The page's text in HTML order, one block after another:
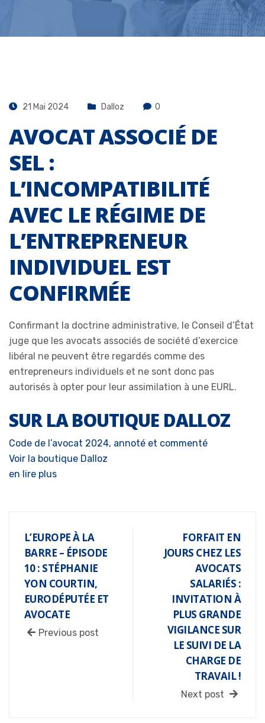
21 Mai 2024 Dalloz 0
AVOCAT ASSOCIÉ DE
SEL :
L’INCOMPATIBILITÉ
AVEC LE RÉGIME DE
L’ENTREPRENEUR
INDIVIDUEL EST
CONFIRMÉE
Confirmant la doctrine administrative, le Conseil d’État
juge que les avocats associés de société d’exercice
libéral ne peuvent être regardés comme des
entrepreneurs individuels et ne sont donc pas
autorisés à opter pour leur assimilation à une EURL.
SUR LA BOUTIQUE DALLOZ
Code de l’avocat 2024, annoté et commenté
Voir la boutique Dalloz
en lire plus
L’EUROPE À LA
BARRE – ÉPISODE
10 : STÉPHANIE
YON COURTIN,
EURODÉPUTÉE ET
AVOCATE
Previous post
FORFAIT EN
JOURS CHEZ LES
AVOCATS
SALARIÉS :
INVITATION À
PLUS GRANDE
VIGILANCE SUR
LE SUIVI DE LA
CHARGE DE
TRAVAIL !
Next post